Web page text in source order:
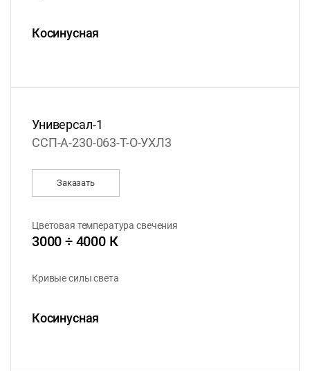
Косинусная
Универсал-1
ССП-А-230-063-Т-О-УХЛ3
Заказать
Цветовая температура свечения
3000 ÷ 4000 К
Кривые силы света
Косинусная